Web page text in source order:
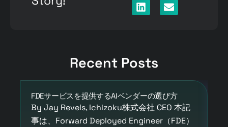
Recent Posts
FDEサービスを提供するAIベンダーの選び方
By Jay Revels, Ichizoku株式会社 CEO 本記
事は、Forward Deployed Engineer（FDE）